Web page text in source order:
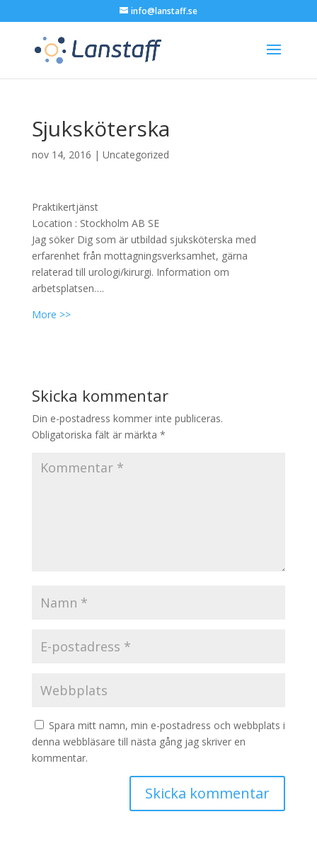
info@lanstaff.se
Sjuksköterska
nov 14, 2016 | Uncategorized
Praktikertjänst
Location : Stockholm AB SE
Jag söker Dig som är utbildad sjuksköterska med
erfarenhet från mottagningsverksamhet, gärna
relaterad till urologi/kirurgi. Information om
arbetsplatsen….
More >>
Skicka kommentar
Din e-postadress kommer inte publiceras.
Obligatoriska fält är märkta *
Spara mitt namn, min e-postadress och webbplats i
denna webbläsare till nästa gång jag skriver en
kommentar.